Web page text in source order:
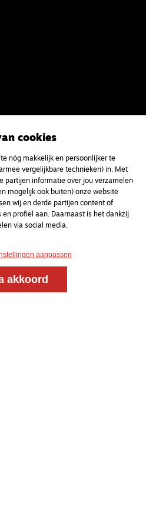
onze gratis
cookies
nóg makkelijk en persoonlijker te
vergelijkbare technieken) in. Met
partijen informatie over jou verzamelen
mogelijk ook buiten) onze website
wij en derde partijen content of
profiel aan. Daarnaast is het dankzij
via social media.
aanpassen
akkoord